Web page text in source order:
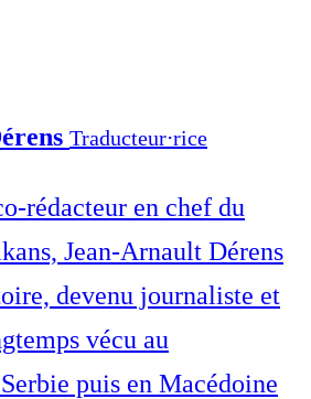
Traducteur⋅rice
rédacteur en chef du
Jean-Arnault Dérens
devenu journaliste et
vécu au
puis en Macédoine